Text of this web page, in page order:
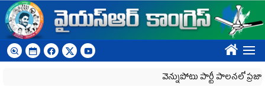
Skip to main content
????
వెన్నుపోటు పార్టీ పాలనలో